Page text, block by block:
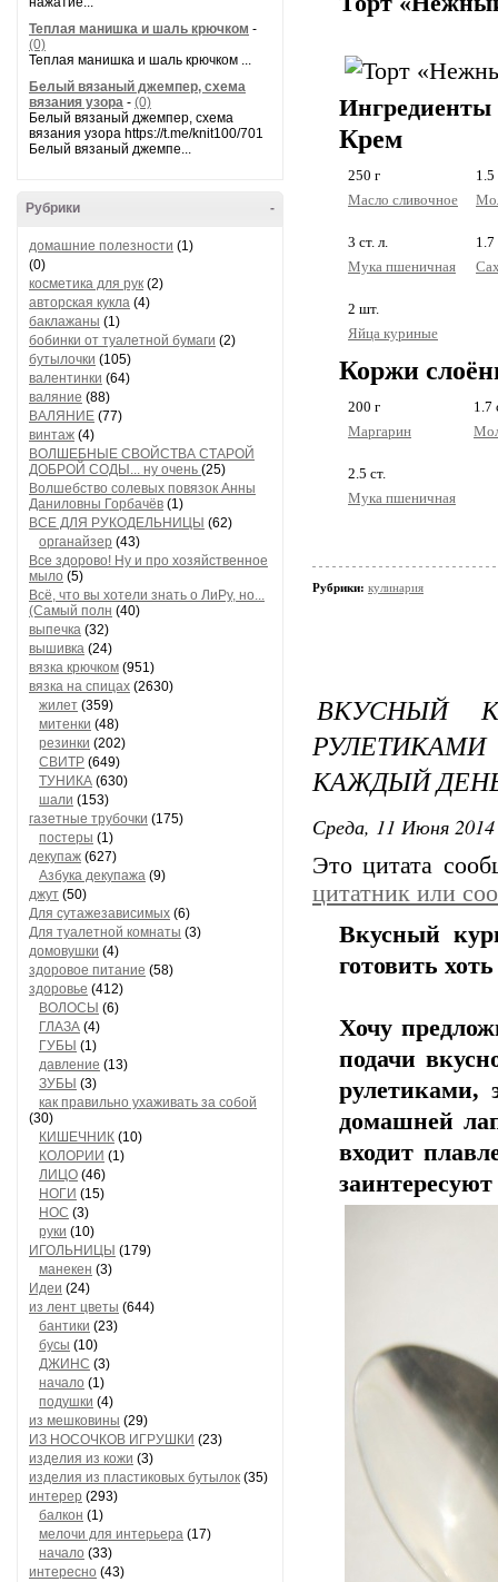
Теплая манишка и шаль крючком -
(0)
Теплая манишка и шаль крючком ...
Белый вязаный джемпер, схема
вязания узора - (0)
Белый вязаный джемпер, схема
вязания узора https://t.me/knit100/701
Белый вязаный джемпе...
-
Рубрики
домашние полезности (1)
(0)
косметика для рук (2)
авторская кукла (4)
баклажаны (1)
бобинки от туалетной бумаги (2)
бутылочки (105)
валентинки (64)
валяние (88)
ВАЛЯНИЕ (77)
винтаж (4)
ВОЛШЕБНЫЕ СВОЙСТВА СТАРОЙ
ДОБРОЙ СОДЫ... ну очень (25)
Волшебство солевых повязок Анны
Даниловны Горбачёв (1)
ВСЕ ДЛЯ РУКОДЕЛЬНИЦЫ (62)
органайзер (43)
Все здорово! Ну и про хозяйственное
мыло (5)
Всё, что вы хотели знать о ЛиРу, но...
(Самый полн (40)
выпечка (32)
вышивка (24)
вязка крючком (951)
вязка на спицах (2630)
жилет (359)
митенки (48)
резинки (202)
СВИТР (649)
ТУНИКА (630)
шали (153)
газетные трубочки (175)
постеры (1)
декупаж (627)
Азбука декупажа (9)
джут (50)
Для сутажезависимых (6)
Для туалетной комнаты (3)
домовушки (4)
здоровое питание (58)
здоровье (412)
ВОЛОСЫ (6)
ГЛАЗА (4)
ГУБЫ (1)
давление (13)
ЗУБЫ (3)
как правильно ухаживать за собой
(30)
КИШЕЧНИК (10)
КОЛОРИИ (1)
ЛИЦО (46)
НОГИ (15)
НОС (3)
руки (10)
ИГОЛЬНИЦЫ (179)
манекен (3)
Идеи (24)
из лент цветы (644)
бантики (23)
бусы (10)
ДЖИНС (3)
начало (1)
подушки (4)
из мешковины (29)
ИЗ НОСОЧКОВ ИГРУШКИ (23)
изделия из кожи (3)
изделия из пластиковых бутылок (35)
интерер (293)
балкон (1)
мелочи для интерьера (17)
начало (33)
интересно (43)
Ингредиенты
Крем
250 г
Масло сливочное
1.5
3 ст. л.
Мука пшеничная
1.7
2 шт.
Яйца куриные
Коржи
200 г
Маргарин
1.7
2.5 ст.
Мука пшеничная
Рубрики: кулинария
ВКУСНЫЙ
КАЖДЫЙ
Среда, 11 Июня
Это цитата
цитатник или
Вкусный
готовить
Хочу
подачи
рулетиками,
домашней
входит
заинтересуют